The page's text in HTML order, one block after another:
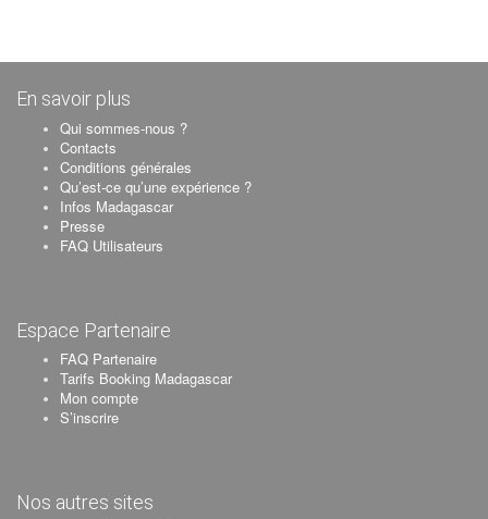
En savoir plus
Qui sommes-nous ?
Contacts
Conditions générales
Qu’est-ce qu’une expérience ?
Infos Madagascar
Presse
FAQ Utilisateurs
Espace Partenaire
FAQ Partenaire
Tarifs Booking Madagascar
Mon compte
S’inscrire
Nos autres sites